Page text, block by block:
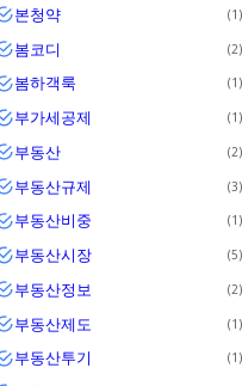
본청약 1
봄코디 2
봄하객룩 1
부가세공제 1
부동산 2
부동산규제 3
부동산비중 1
부동산시장 5
부동산정보 2
부동산제도 1
부동산투기 1